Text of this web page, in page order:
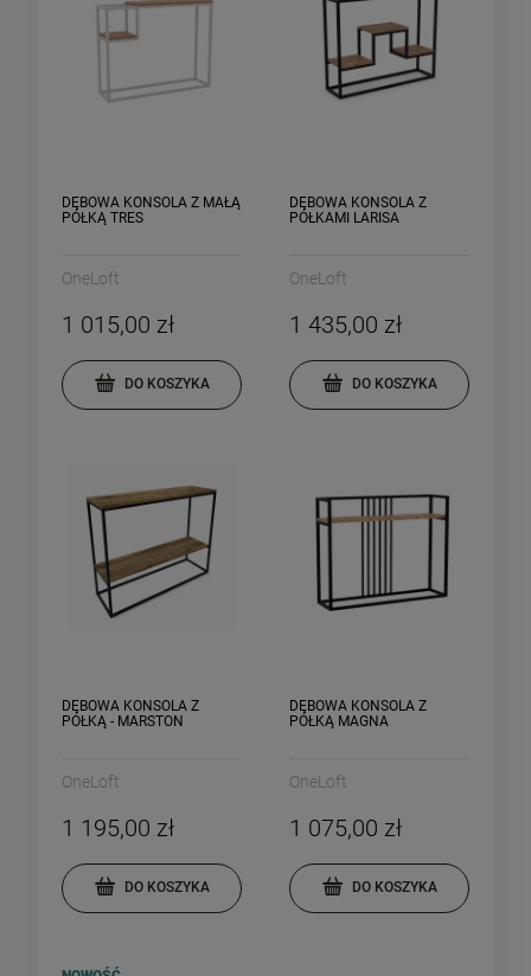
DĘBOWA KONSOLA Z MAŁĄ
PÓŁKĄ TRES
OneLoft
1 015,00 zł
DO KOSZYKA
DĘBOWA KONSOLA Z
PÓŁKAMI LARISA
OneLoft
1 435,00 zł
DO KOSZYKA
DĘBOWA KONSOLA Z
PÓŁKĄ - MARSTON
OneLoft
1 195,00 zł
DO KOSZYKA
DĘBOWA KONSOLA Z
PÓŁKĄ MAGNA
OneLoft
1 075,00 zł
DO KOSZYKA